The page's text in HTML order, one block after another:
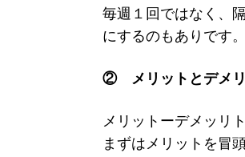
毎週１回ではなく、
にするのもありです
② メリットとデメリ
メリットーデメッリ
まずはメリットを冒